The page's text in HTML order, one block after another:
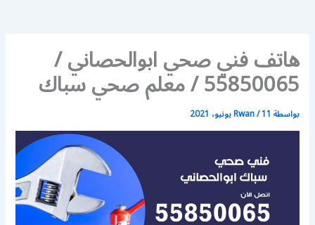
هاتف فني صحي ابوالحصاني /
55850065 / معلم صحي سباك
بواسطة Rwan/11 يونيو، 2021